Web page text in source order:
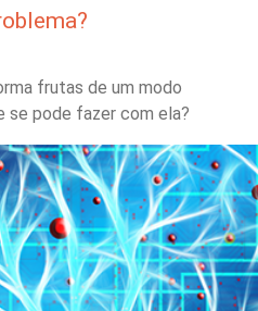
frutas de um modo
se pode fazer com ela?